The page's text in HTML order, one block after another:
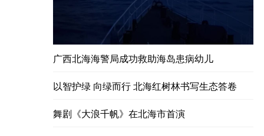
广西北海海警局成功救助海岛患病幼儿
以智护绿 向绿而行 北海红树林书写生态答卷
舞剧《大浪千帆》在北海市首演